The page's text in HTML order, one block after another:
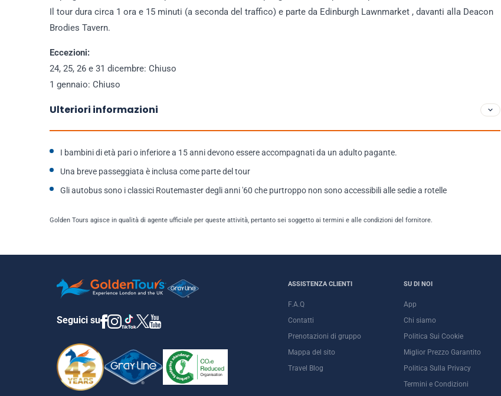
Il tour dura circa 1 ora e 15 minuti (a seconda del traffico) e parte da Edinburgh Lawnmarket , davanti alla Deacon
Brodies Tavern.
Eccezioni:
24, 25, 26 e 31 dicembre: Chiuso
1 gennaio: Chiuso
Ulteriori informazioni
I bambini di età pari o inferiore a 15 anni devono essere accompagnati da un adulto pagante.
Una breve passeggiata è inclusa come parte del tour
Gli autobus sono i classici Routemaster degli anni '60 che purtroppo non sono accessibili alle sedie a rotelle
Golden Tours agisce in qualità di agente ufficiale per queste attività, pertanto sei soggetto ai termini e alle condizioni del fornitore.
Seguici su
ASSISTENZA CLIENTI
F.A.Q
Contatti
Prenotazioni di gruppo
Mappa del sito
Travel Blog
SU DI NOI
App
Chi siamo
Politica Sui Cookie
Miglior Prezzo Garantito
Politica Sulla Privacy
Termini e Condizioni